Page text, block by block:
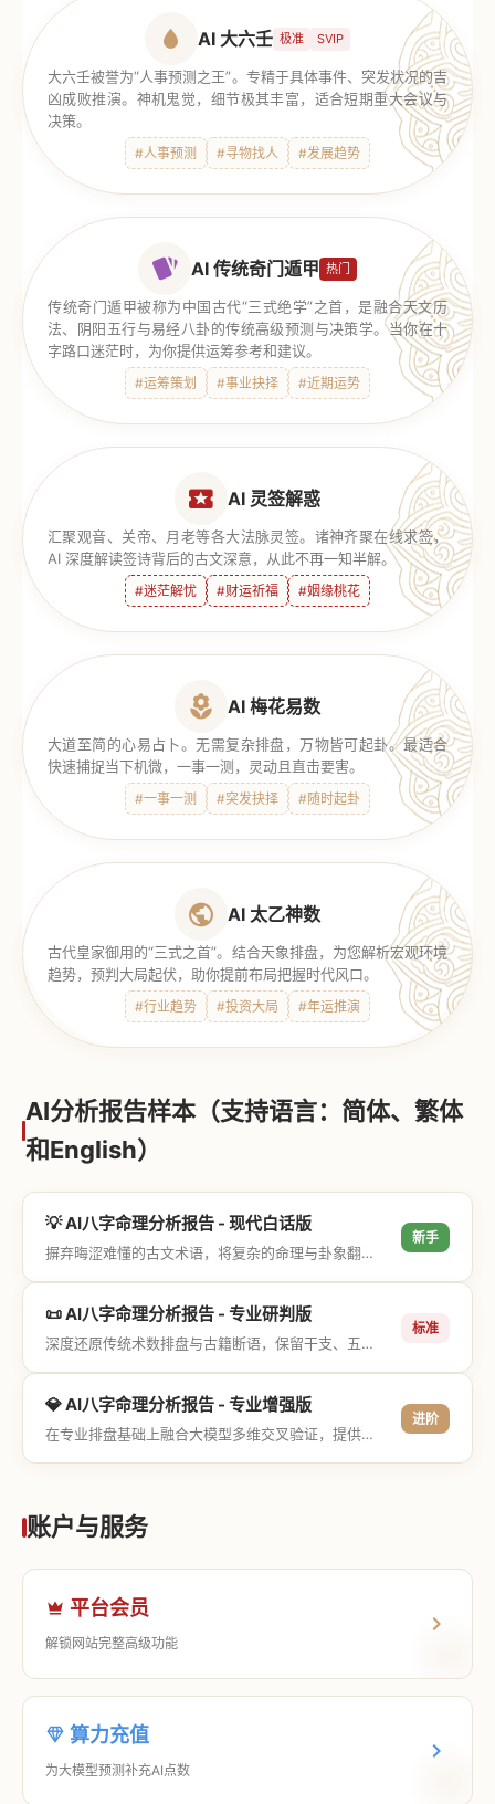
AI 大六壬 极准 SVIP
大六壬被誉为“人事预测之王”。专精于具体事件、突发状况的吉
凶成败推演。神机鬼觉，细节极其丰富，适合短期重大会议与
决策。
#人事预测 #寻物找人 #发展趋势
AI 传统奇门遁甲 热门
传统奇门遁甲被称为中国古代“三式绝学”之首，是融合天文历
法、阴阳五行与易经八卦的传统高级预测与决策学。当你在十
字路口迷茫时，为你提供运筹参考和建议。
#运筹策划 #事业抉择 #近期运势
AI 灵签解惑
汇聚观音、关帝、月老等各大法脉灵签。诸神齐聚在线求签，
AI 深度解读签诗背后的古文深意，从此不再一知半解。
#迷茫解忧 #财运祈福 #姻缘桃花
AI 梅花易数
大道至简的心易占卜。无需复杂排盘，万物皆可起卦。最适合
快速捕捉当下机微，一事一测，灵动且直击要害。
#一事一测 #突发抉择 #随时起卦
AI 太乙神数
古代皇家御用的“三式之首”。结合天象排盘，为您解析宏观环境
趋势，预判大局起伏，助你提前布局把握时代风口。
#行业趋势 #投资大局 #年运推演
AI分析报告样本（支持语言：简体、繁体
和English）
💡 AI八字命理分析报告 - 现代白话版
摒弃晦涩难懂的古文术语，将复杂的命理与卦象翻译成通俗易懂的现代大白话，直击结果与生活建议，零门槛轻松阅读。
新手
📜 AI八字命理分析报告 - 专业研判版
深度还原传统术数排盘与古籍断语，保留干支、五行与神煞等专业术语，适合追求严谨考证与具备易学基础的用户。
标准
💎 AI八字命理分析报告 - 专业增强版
在专业排盘基础上融合大模型多维交叉验证，提供更详尽的流年推演、应期运筹、象意深度剖析，以及全方位的运筹决策指导。
进阶
账户与服务
平台会员
解锁网站完整高级功能
算力充值
为大模型预测补充AI点数